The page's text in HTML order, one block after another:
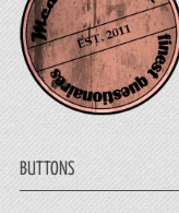
BUTTONS